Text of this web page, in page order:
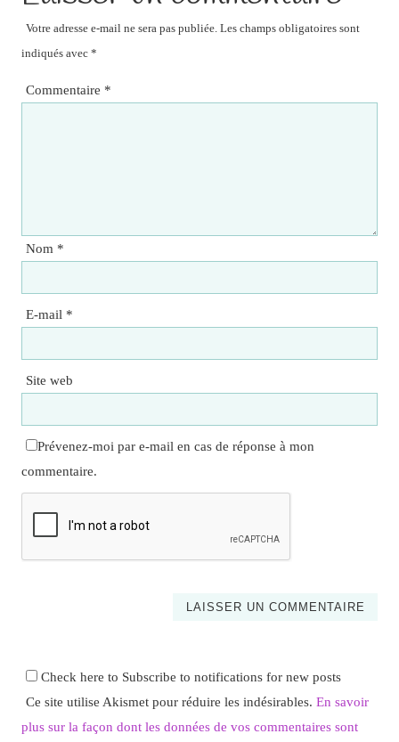
Votre adresse e-mail ne sera pas publiée. Les champs obligatoires sont
indiqués avec *
Commentaire *
Nom *
E-mail *
Site web
Prévenez-moi par e-mail en cas de réponse à mon
commentaire.
Check here to Subscribe to notifications for new posts
Ce site utilise Akismet pour réduire les indésirables. En savoir
plus sur la façon dont les données de vos commentaires sont